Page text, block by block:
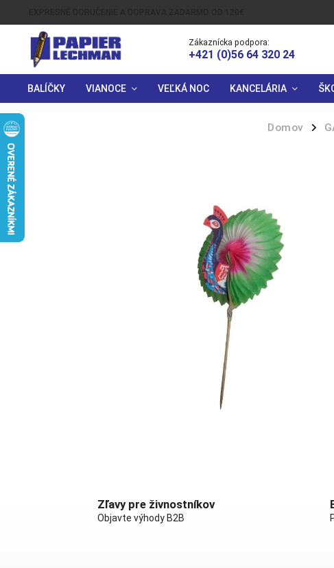
Zákaznícka podpora:
+421 (0)56 64 320 24
BALÍČKY VIANOCE VEĽKÁ NOC KANCELÁRIA
Domov /
Zľavy pre živnostníkov
Objavte výhody B2B